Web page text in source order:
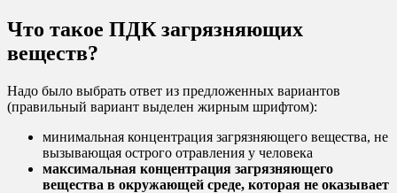
Что такое ПДК загрязняющих
веществ?
Надо было выбрать ответ из предложенных вариантов
(правильный вариант выделен жирным шрифтом):
минимальная концентрация загрязняющего вещества, не
вызывающая острого отравления у человека
максимальная концентрация загрязняющего
вещества в окружающей среде, которая не оказывает